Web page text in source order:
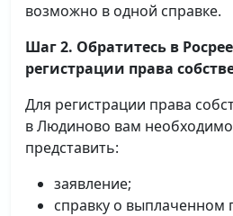
возможно в одной справке.
Шаг 2. Обратитесь в
регистрации права
Для регистрации права
в Людиново вам
представить:
заявление;
справку о выплаченном